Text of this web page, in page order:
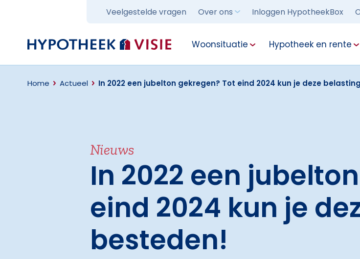
Veelgestelde vragen Over ons Inloggen HypotheekBox
Terug naar home Woonsituatie Hypotheek en rente
Home Actueel In 2022 een jubelton gekregen? Tot eind 2024 kun je deze
Nieuws
In 2022 een
eind 2024 kun je
besteden!